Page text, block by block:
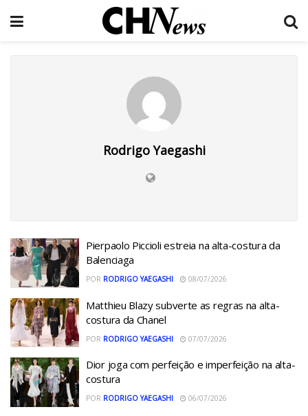
Rodrigo Yaegashi
Pierpaolo Piccioli estreia na alta-costura da
Balenciaga
POR RODRIGO YAEGASHI 08/07/2026
Matthieu Blazy subverte as regras na alta-
costura da Chanel
POR RODRIGO YAEGASHI 07/07/2026
Dior joga com perfeição e imperfeição na alta-
costura
POR RODRIGO YAEGASHI 06/07/2026